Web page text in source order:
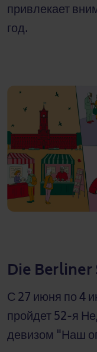
привлекает
год.
Die
С 27 июня по 4
пройдет 52-я
девизом "Наш